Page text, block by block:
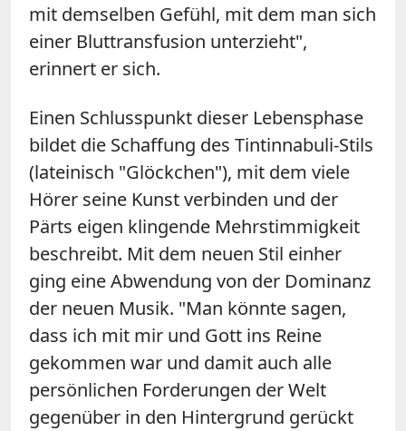
mit demselben Gefühl, mit dem man sich
einer Bluttransfusion unterzieht",
erinnert er sich.
Einen Schlusspunkt dieser Lebensphase
bildet die Schaffung des Tintinnabuli-Stils
(lateinisch "Glöckchen"), mit dem viele
Hörer seine Kunst verbinden und der
Pärts eigen klingende Mehrstimmigkeit
beschreibt. Mit dem neuen Stil einher
ging eine Abwendung von der Dominanz
der neuen Musik. "Man könnte sagen,
dass ich mit mir und Gott ins Reine
gekommen war und damit auch alle
persönlichen Forderungen der Welt
gegenüber in den Hintergrund gerückt